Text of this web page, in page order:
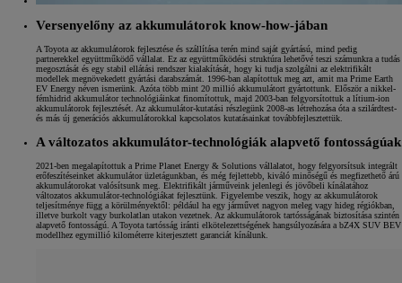
Versenyelőny az akkumulátorok know-how-jában
A Toyota az akkumulátorok fejlesztése és szállítása terén mind saját gyártású, mind pedig
partnerekkel együttműködő vállalat. Ez az együttműködési struktúra lehetővé teszi számunkra a tudás
megosztását és egy stabil ellátási rendszer kialakítását, hogy ki tudja szolgálni az elektrifikált
modellek megnövekedett gyártási darabszámát. 1996-ban alapítottuk meg azt, amit ma Prime Earth
EV Energy néven ismerünk. Azóta több mint 20 millió akkumulátort gyártottunk. Először a nikkel-
fémhidrid akkumulátor technológiáinkat finomítottuk, majd 2003-ban felgyorsítottuk a lítium-ion
akkumulátorok fejlesztését. Az akkumulátor-kutatási részlegünk 2008-as létrehozása óta a szilárdtest-
és más új generációs akkumulátorokkal kapcsolatos kutatásainkat továbbfejlesztettük.
A változatos akkumulátor-technológiák alapvető fontosságúak
2021-ben megalapítottuk a Prime Planet Energy & Solutions vállalatot, hogy felgyorsítsuk integrált
erőfeszítéseinket akkumulátor üzletágunkban, és még fejlettebb, kiváló minőségű és megfizethető árú
akkumulátorokat valósítsunk meg. Elektrifikált járműveink jelenlegi és jövőbeli kínálatához
változatos akkumulátor-technológiákat fejlesztünk. Figyelembe veszik, hogy az akkumulátorok
teljesítménye függ a körülményektől: például ha egy járművet nagyon meleg vagy hideg régiókban,
illetve burkolt vagy burkolatlan utakon vezetnek. Az akkumulátorok tartósságának biztosítása szintén
alapvető fontosságú. A Toyota tartósság iránti elkötelezettségének hangsúlyozására a bZ4X SUV BEV
modellhez egymillió kilométerre kiterjesztett garanciát kínálunk.